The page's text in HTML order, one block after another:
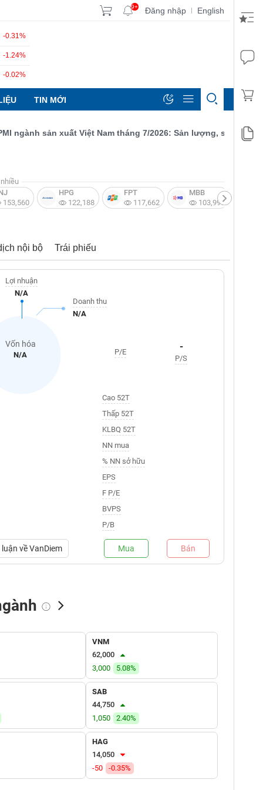
9+ Đăng nhập | English
-0.31%
-1.24%
-0.02%
TIN MỚI
sản xuất Việt Nam tháng 7/2026: Sản lượng, số lượng đơn
153,560
HPG
122,188
FPT
117,662
MBB
103,997
nội bộ Trái phiếu
Vốn hóa
N/A
Lợi nhuận
N/A
Doanh thu
N/A
P/E -
P/S
Cao 52T
Thấp 52T
KLBQ 52T
NN mua
% NN sở hữu
EPS
F P/E
BVPS
P/B
vềVanDiem Mua Bán
Tự doanh mua
VNM
62,000
3,000
5.08%
SAB
44,750
1,050
2.40%
HAG
14,050
-50
-0.35%